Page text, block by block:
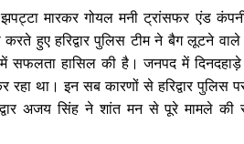
झपट्टा मारकर गोयल मनी ट्रांसफर एंड
हुए हरिद्वार पुलिस टीम ने बैग लूटने
सफलता हासिल की है। जनपद में
था। इन सब कारणों से हरिद्वार पुलिस
अजय सिंह ने शांत मन से पूरे मामले की